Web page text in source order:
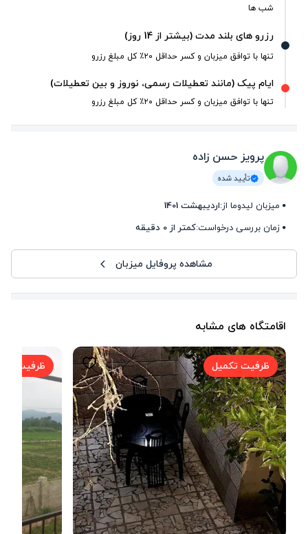
شب ها
رزرو های بلند مدت (بیشتر از 14 روز)
تنها با توافق میزبان و کسر حداقل ۲۰٪ کل مبلغ رزرو
ایام پیک (مانند تعطیلات رسمی، نوروز و بین تعطیلات)
تنها با توافق میزبان و کسر حداقل ۲۰٪ کل مبلغ رزرو
پرویز حسن زاده
تأیید شده
میزبان لیدوما از:اردیبهشت 1401
زمان بررسی درخواست:کمتر از 0 دقیقه
مشاهده پروفایل میزبان
اقامتگاه های مشابه
ظرفیت تکمیل ظرفیت